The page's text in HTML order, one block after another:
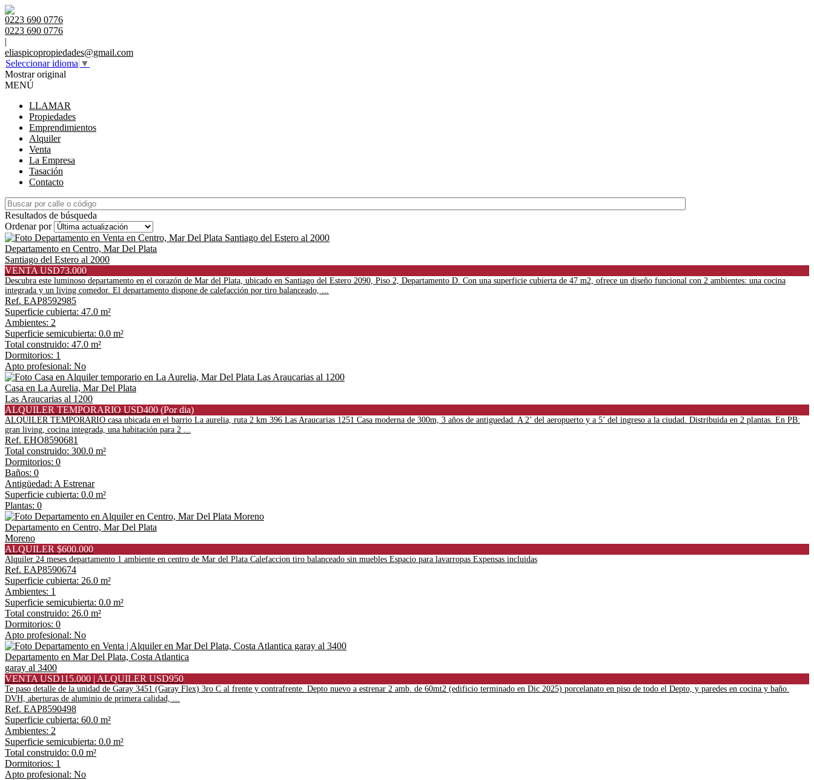
0223 690 0776
0223 690 0776
|
eliaspicopropiedades@gmail.com
Seleccionar idioma ▼
Mostrar original
MENÚ
LLAMAR
Propiedades
Emprendimientos
Alquiler
Venta
La Empresa
Tasación
Contacto
Resultados de búsqueda
Ordenar por
Departamento en Centro, Mar Del Plata
Santiago del Estero al 2000
VENTA USD73.000
Descubra este luminoso departamento en el corazón de Mar del Plata, ubicado en Santiago del Estero 2090, Piso 2, Departamento D. Con una superficie cubierta de 47 m2, ofrece un diseño funcional con 2 ambientes: una cocina
integrada y un living comedor. El departamento dispone de calefacción por tiro balanceado, ...
Ref. EAP8592985
Superficie cubierta: 47.0 m²
Ambientes: 2
Superficie semicubierta: 0.0 m²
Total construido: 47.0 m²
Dormitorios: 1
Apto profesional: No
Casa en La Aurelia, Mar Del Plata
Las Araucarias al 1200
ALQUILER TEMPORARIO USD400 (Por dia)
ALQUILER TEMPORARIO casa ubicada en el barrio La aurelia, ruta 2 km 396 Las Araucarias 1251 Casa moderna de 300m, 3 años de antiguedad. A 2’ del aeropuerto y a 5’ del ingreso a la ciudad. Distribuida en 2 plantas. En PB:
gran living, cocina integrada, una habitación para 2 ...
Ref. EHO8590681
Total construido: 300.0 m²
Dormitorios: 0
Baños: 0
Antigüedad: A Estrenar
Superficie cubierta: 0.0 m²
Plantas: 0
Departamento en Centro, Mar Del Plata
Moreno
ALQUILER $600.000
Alquiler 24 meses departamento 1 ambiente en centro de Mar del Plata Calefaccion tiro balanceado sin muebles Espacio para lavarropas Expensas incluidas
Ref. EAP8590674
Superficie cubierta: 26.0 m²
Ambientes: 1
Superficie semicubierta: 0.0 m²
Total construido: 26.0 m²
Dormitorios: 0
Apto profesional: No
Departamento en Mar Del Plata, Costa Atlantica
garay al 3400
VENTA USD115.000 | ALQUILER USD950
Te paso detalle de la unidad de Garay 3451 (Garay Flex) 3ro C al frente y contrafrente. Depto nuevo a estrenar 2 amb. de 60mt2 (edificio terminado en Dic 2025) porcelanato en piso de todo el Depto, y paredes en cocina y baño.
DVH, aberturas de aluminio de primera calidad, ...
Ref. EAP8590498
Superficie cubierta: 60.0 m²
Ambientes: 2
Superficie semicubierta: 0.0 m²
Total construido: 0.0 m²
Dormitorios: 1
Apto profesional: No